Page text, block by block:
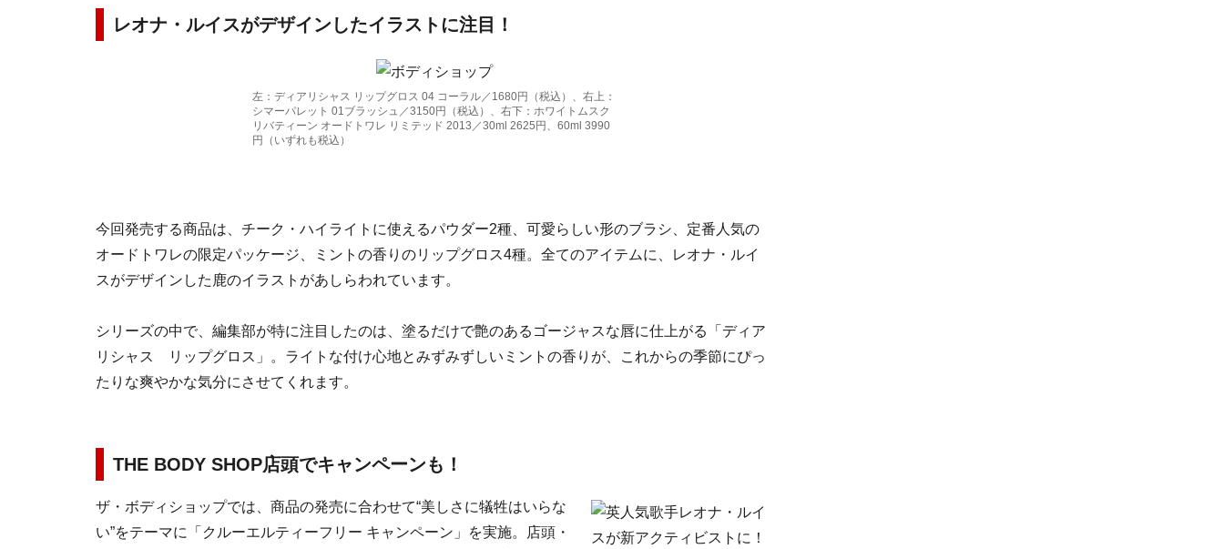
レオナ・ルイスがデザインしたイラストに注目！
左：ディアリシャス リップグロス 04 コーラル／1680円（税込）、右上：
シマーパレット 01ブラッシュ／3150円（税込）、右下：ホワイトムスク
リバティーン オードトワレ リミテッド 2013／30ml 2625円、60ml 3990
円（いずれも税込）
今回発売する商品は、チーク・ハイライトに使えるパウダー2種、可愛らしい形のブラシ、定番人気の
オードトワレの限定パッケージ、ミントの香りのリップグロス4種。全てのアイテムに、レオナ・ルイ
スがデザインした鹿のイラストがあしらわれています。
シリーズの中で、編集部が特に注目したのは、塗るだけで艶のあるゴージャスな唇に仕上がる「ディア
リシャス リップグロス」。ライトな付け心地とみずみずしいミントの香りが、これからの季節にぴっ
たりな爽やかな気分にさせてくれます。
THE BODY SHOP店頭でキャンペーンも！
ザ・ボディショップでは、商品の発売に合わせて“美しさに犠牲はいらな
い”をテーマに「クルーエルティーフリー キャンペーン」を実施。店頭・